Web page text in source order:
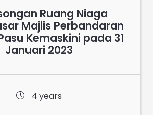
Ruang Niaga
Majlis Perbandaran
Kemaskini pada 31
Januari 2023
4 years